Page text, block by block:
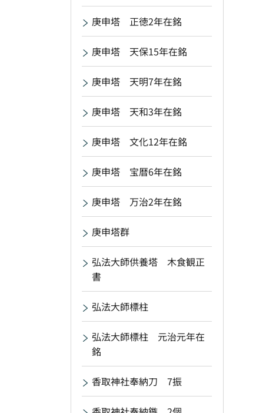
庚申塔 正徳2年在銘
庚申塔 天保15年在銘
庚申塔 天明7年在銘
庚申塔 天和3年在銘
庚申塔 文化12年在銘
庚申塔 宝暦6年在銘
庚申塔 万治2年在銘
庚申塔群
弘法大師供養塔 木食観正
書
弘法大師標柱
弘法大師標柱 元治元年在
銘
香取神社奉納刀 7振